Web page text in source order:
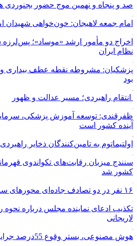
صد و پنجاه و نهمین موج حضور بجنوردی
امام جمعه لاهیجان: خون‌خواهی شهیدان
اخراج دو مأمور ارشد «موساد»؛
نظام ایران
پزشکیان: مشروطه نقطه عطف بیداری و
بود
انتقام راهبردی؛ مسیر عدالت و ظهور
ظفرقندی: توسعه آموزش پزشکی،
آینده کشور است
اولتیماتوم به تامین‌کنندگان ذخایر
سنندج میزبان رقابت‌های تکواندوی
کشور شد
۱۶ نفر در دو تصادف جاده‌ای محورهای ساوه مصدوم شدند
تکذیب ادعای نماینده مجلس درباره
لاریجانی
هوش مصنوعی، بستر وقوع 55درصد جرایم سایبری آفریقاست